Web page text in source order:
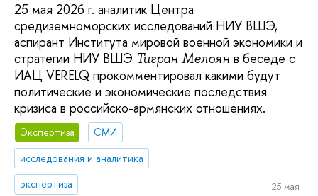
25 мая 2026 г. аналитик Центра
средиземноморских исследований НИУ ВШЭ,
аспирант Института мировой военной экономики и
стратегии НИУ ВШЭ Тигран Мелоян в беседе с
ИАЦ VERELQ прокомментировал какими будут
политические и экономические последствия
кризиса в российско-армянских отношениях.
Экспертиза
СМИ
исследования и аналитика
экспертиза
25 мая